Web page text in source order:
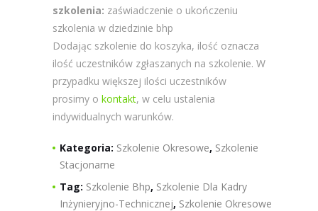
szkolenia: zaświadczenie o ukończeniu
szkolenia w dziedzinie bhp
Dodając szkolenie do koszyka, ilość oznacza
ilość uczestników zgłaszanych na szkolenie. W
przypadku większej ilości uczestników
prosimy o kontakt, w celu ustalenia
indywidualnych warunków.
Kategoria: Szkolenie Okresowe, Szkolenie
Stacjonarne
Tag: Szkolenie Bhp, Szkolenie Dla Kadry
Inżynieryjno-Technicznej, Szkolenie Okresowe